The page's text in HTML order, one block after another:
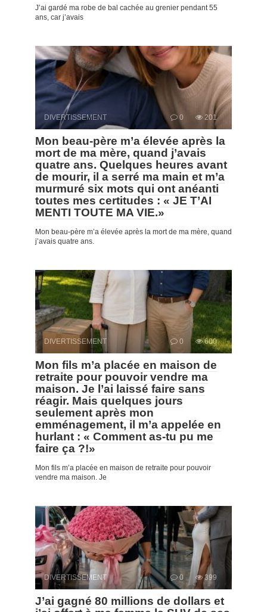
J’ai gardé ma robe de bal cachée au grenier pendant 55
ans, car j’avais
DIVERTISSEMENT 0 201
Mon beau-père m’a élevée après la
mort de ma mère, quand j’avais
quatre ans. Quelques heures avant
de mourir, il a serré ma main et m’a
murmuré six mots qui ont anéanti
toutes mes certitudes : « JE T’AI
MENTI TOUTE MA VIE.»
Mon beau-père m’a élevée après la mort de ma mère, quand
j’avais quatre ans.
DIVERTISSEMENT 0 600
Mon fils m’a placée en maison de
retraite pour pouvoir vendre ma
maison. Je l’ai laissé faire sans
réagir. Mais quelques jours
seulement après mon
emménagement, il m’a appelée en
hurlant : « Comment as-tu pu me
faire ça ?!»
Mon fils m’a placée en maison de retraite pour pouvoir
vendre ma maison. Je
DIVERTISSEMENT 0 399
J’ai gagné 80 millions de dollars et